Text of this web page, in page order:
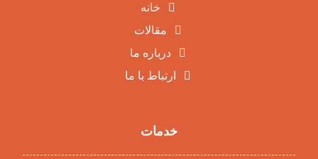
خانه
مقالات
درباره ما
ارتباط با ما
خدمات